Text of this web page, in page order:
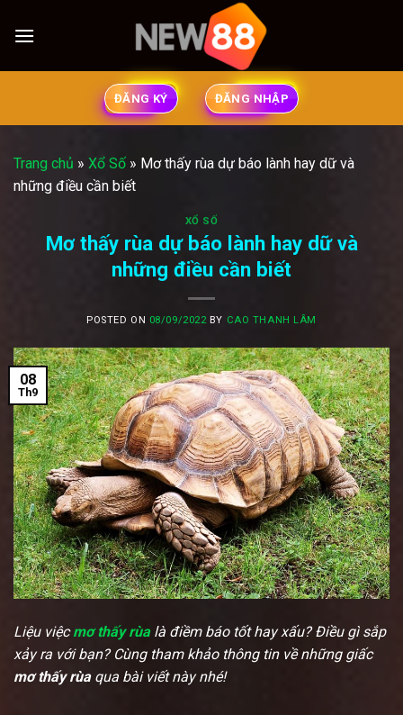
ĐĂNG KÝ ĐĂNG NHẬP
Trang chủ » Xổ Số » Mơ thấy rùa dự báo lành hay dữ và
những điều cần biết
XỔ SỐ
Mơ thấy rùa dự báo lành hay dữ và
những điều cần biết
POSTED ON 08/09/2022 BY CAO THANH LÂM
08
Th9
Liệu việcmơ thấy rùalà điềm báo tốt hay xấu? Điều gì sắp
xảy ra với bạn? Cùng tham khảo thông tin về những giấc
mơ thấy rùa qua bài viết này nhé!